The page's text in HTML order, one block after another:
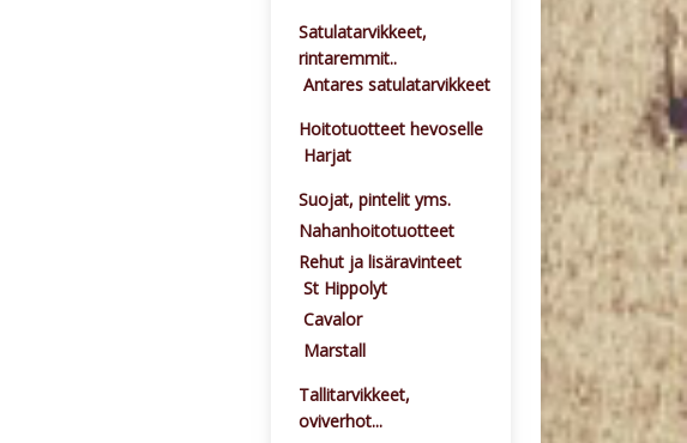
Satulatarvikkeet,
rintaremmit..
Antares satulatarvikkeet
Hoitotuotteet hevoselle
Harjat
Suojat, pintelit yms.
Nahanhoitotuotteet
Rehut ja lisäravinteet
St Hippolyt
Cavalor
Marstall
Tallitarvikkeet,
oviverhot...